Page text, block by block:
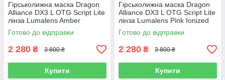
Гірськолижна маска Dragon
Alliance DX3 L OTG Script Lite
лінза Lumalens Amber
Готово до відправки
2 280 ₴ 3 800 ₴
Купити
Гірськолижна маска Dragon
Alliance DX3 L OTG Script Lite
лінза Lumalens Pink Ionized
Готово до відправки
2 280 ₴ 3 800 ₴
Купити